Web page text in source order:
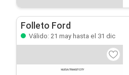
Folleto Ford
Válido: 21 may hasta el 31 dic